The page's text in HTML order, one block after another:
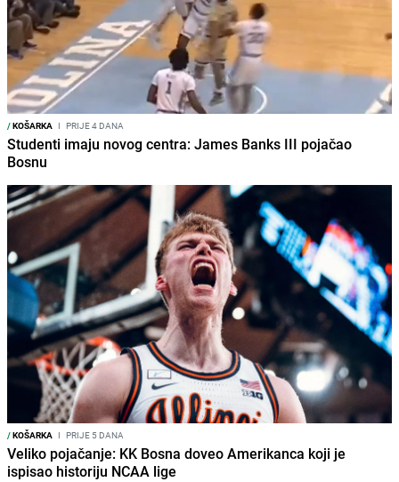
/KOŠARKA I PRIJE 4 DANA
Studenti imaju novog centra: James Banks III pojačao
Bosnu
/KOŠARKA I PRIJE 5 DANA
Veliko pojačanje: KK Bosna doveo Amerikanca koji je
ispisao historiju NCAA lige